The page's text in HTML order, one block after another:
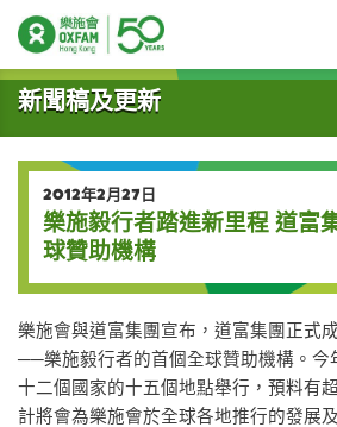
開始主要內容
新聞稿及更新
2012年2月27日
樂施毅行者踏進新里程 道富
球贊助機構
樂施會與道富集團宣布，道富集團正式
──樂施毅行者的首個全球贊助機構。今
十二個國家的十五個地點舉行，預料有
計將會為樂施會於全球各地推行的發展